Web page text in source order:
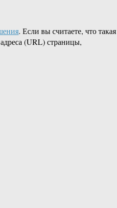
. Если вы считаете, что такая
(URL) страницы,